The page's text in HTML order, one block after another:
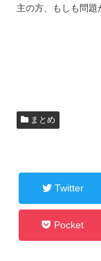
主の方、もしも問
まとめ
Twitter
Pocket